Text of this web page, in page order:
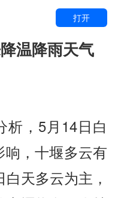
打开
温降雨天气
析，5月14日白
响，十堰多云有
天多云为主，